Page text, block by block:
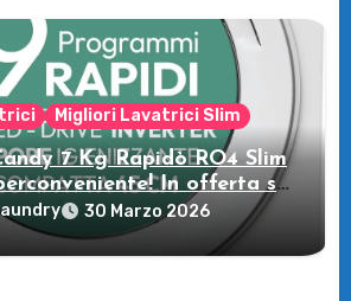
Migliori Lavatrici Slim
7 Kg Rapidò RO4 Slim
In offerta su
Amazon30 Marzo 2026